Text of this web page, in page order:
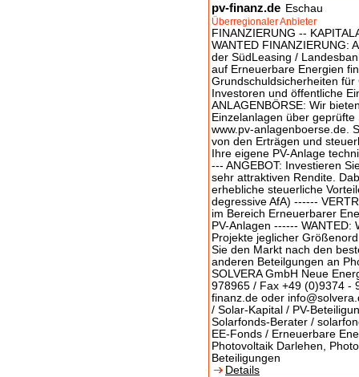
pv-finanz.de Eschau
Überregionaler Anbieter
FINANZIERUNG --
WANTED FINANZIERUNG:
der SüdLeasing /
auf Erneuerbare Energien
Grundschuldsicherheiten
Investoren und öffentliche
ANLAGENBÖRSE: Wir
Einzelanlagen über
www.pv-anlagenboerse.de.
von den Erträgen und
Ihre eigene PV-Anlage
--- ANGEBOT: Investieren
sehr attraktiven Rendite.
erhebliche steuerliche
degressive AfA) ------
im Bereich Erneuerbarer
PV-Anlagen ------
Projekte jeglicher
Sie den Markt nach den
anderen Beteilgungen an
SOLVERA GmbH Neue
978965 / Fax +49 (0)9374 -
finanz.de oder
/ Solar-Kapital / PV-
Solarfonds-Berater /
EE-Fonds / Erneuerbare
Photovoltaik Darlehen,
Beteiligungen
Details